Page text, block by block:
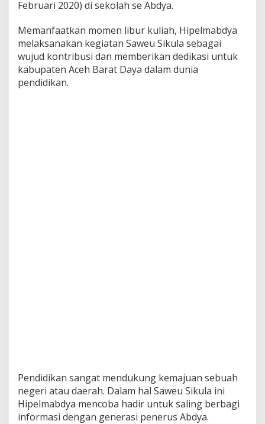
a
K
e
g
i
a
Februari 2020) di sekolah se Abdya.
Memanfaatkan momen libur kuliah, Hipelmabdya
melaksanakan kegiatan Saweu Sikula sebagai
wujud kontribusi dan memberikan dedikasi untuk
kabupaten Aceh Barat Daya dalam dunia
pendidikan.
Pendidikan sangat mendukung kemajuan sebuah
negeri atau daerah. Dalam hal Saweu Sikula ini
Hipelmabdya mencoba hadir untuk saling berbagi
informasi dengan generasi penerus Abdya.